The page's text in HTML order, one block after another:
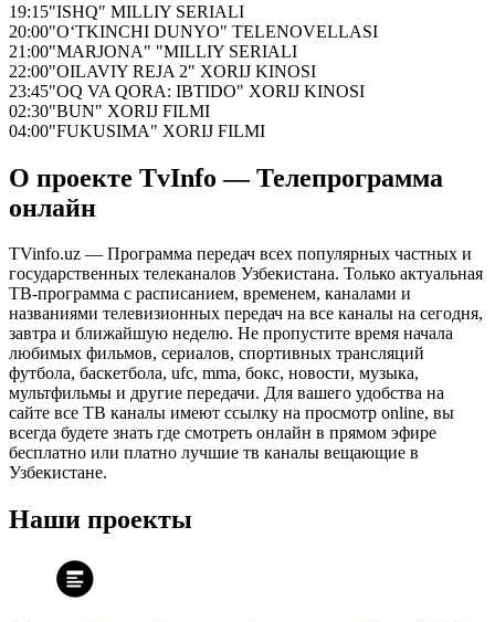
19:15"ISHQ" MILLIY SERIALI
20:00"O‘TKINCHI DUNYO" TELENOVELLASI
21:00"MARJONA" "MILLIY SERIALI
22:00"OILAVIY REJA 2" XORIJ KINOSI
23:45"OQ VA QORA: IBTIDO" XORIJ KINOSI
02:30"BUN" XORIJ FILMI
04:00"FUKUSIMA" XORIJ FILMI
О проекте TvInfo — Телепрограмма
онлайн
TVinfo.uz — Программа передач всех популярных частных и
государственных телеканалов Узбекистана. Только актуальная
ТВ-программа с расписанием, временем, каналами и
названиями телевизионных передач на все каналы на сегодня,
завтра и ближайшую неделю. Не пропустите время начала
любимых фильмов, сериалов, спортивных трансляций
футбола, баскетбола, ufc, mma, бокс, новости, музыка,
мультфильмы и другие передачи. Для вашего удобства на
сайте все ТВ каналы имеют ссылку на просмотр online, вы
всегда будете знать где смотреть онлайн в прямом эфире
бесплатно или платно лучшие тв каналы вещающие в
Узбекистане.
Наши проекты